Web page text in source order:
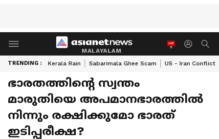
MALAYALAM
TRENDING : Kerala Rain Sabarimala Ghee Scam US - Iran Conflict
ഭാരതത്തിന്‍റെ സ്വന്തം
മാരുതിയെ അപമാനഭാരത്തില്‍
നിന്നും രക്ഷിക്കുമോ ഭാരത്
ഇടിപ്പരീക്ഷ?